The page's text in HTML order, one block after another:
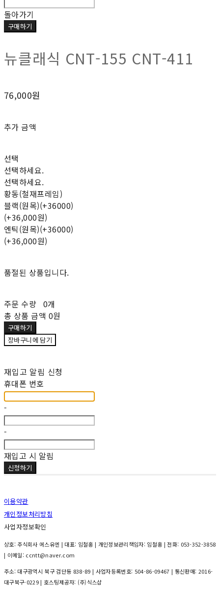
돌아가기
구매하기
뉴클래식 CNT-155 CNT-411
76,000원
추가 금액
선택
선택하세요.
선택하세요.
황동(철재프레임)
블랙(원목)(+36000)
(+36,000원)
엔틱(원목)(+36000)
(+36,000원)
품절된 상품입니다.
주문 수량 0개
총 상품 금액 0원
구매하기
장바구니에 담기
재입고 알림 신청
휴대폰 번호
-
-
재입고 시 알림
신청하기
이용약관
개인정보처리방침
사업자정보확인
상호: 주식회사 에스유엔 | 대표: 임철홍 | 개인정보관리책임자: 임철홍 | 전화: 053-352-3858
| 이메일: ccntt@naver.com
주소: 대구광역시 북구 검단동 838-89 | 사업자등록번호: 504-86-09467 | 통신판매: 2016-
대구북구-0229| 호스팅제공자: (주)식스샵